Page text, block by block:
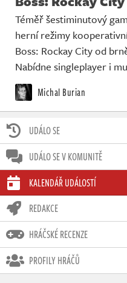
UDÁLO SE
UDÁLO SE V KOMUNITĚ
KALENDÁŘ UDÁLOSTÍ
REDAKCE
HRÁČSKÉ RECENZE
PROFILY HRÁČŮ
Téměř šestiminutový
herní režimy
Boss: Rockay City od
Nabídne singleplayer i
Michal Burian